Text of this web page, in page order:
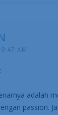
9:47 AM
adalah
passion.